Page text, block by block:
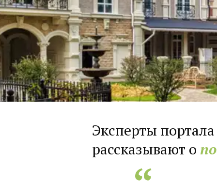
Эксперты портала
рассказывают о